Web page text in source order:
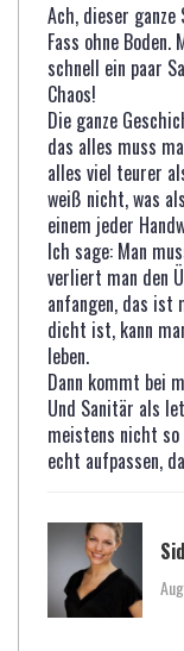
Ach, dieser
Fass ohne
schnell ein paar
Chaos!
Die ganze
das alles muss
alles viel teurer
weiß nicht, was
einem jeder
Ich sage: Man
verliert man den
anfangen, das ist
dicht ist, kann
leben.
Dann kommt bei
Und Sanitär als
meistens nicht
echt aufpassen,